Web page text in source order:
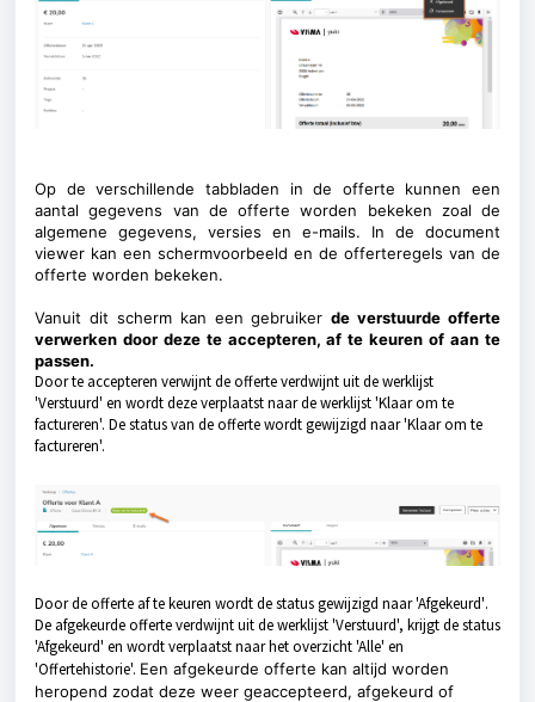
Op de verschillende tabbladen in de offerte kunnen een
aantal gegevens van de offerte worden bekeken zoal de
algemene gegevens, versies en e-mails. In de document
viewer kan een schermvoorbeeld en de offerteregels van de
offerte worden bekeken.
Vanuit dit scherm kan een gebruikerde verstuurde offerte
verwerken door deze te accepteren, af te keuren of aan te
passen.
Door te accepteren verwijnt de offerte verdwijnt uit de werklijst
'Verstuurd' en wordt deze verplaatst naar de werklijst'Klaar om te
factureren'. De status van de offerte wordt gewijzigd naar 'Klaar om te
factureren'.
Door de offerte af te keuren wordt de status gewijzigd naar 'Afgekeurd'.
De afgekeurde offerte verdwijnt uit de werklijst 'Verstuurd', krijgt de status
'Afgekeurd' en wordt verplaatst naar het overzicht 'Alle' en
'Offertehistorie'. Een afgekeurde offerte kan altijd worden
heropend zodat deze weer geaccepteerd, afgekeurd of